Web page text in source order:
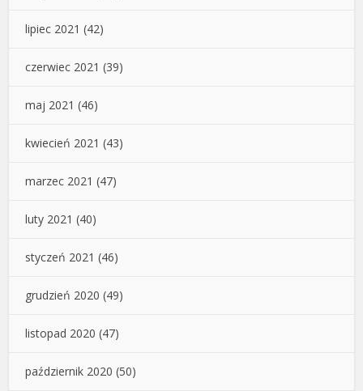
lipiec 2021 (42)
czerwiec 2021 (39)
maj 2021 (46)
kwiecień 2021 (43)
marzec 2021 (47)
luty 2021 (40)
styczeń 2021 (46)
grudzień 2020 (49)
listopad 2020 (47)
październik 2020 (50)